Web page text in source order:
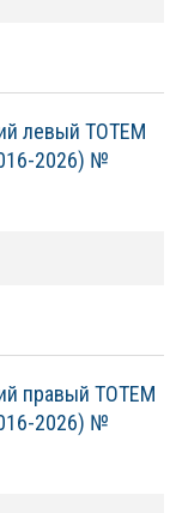
левый TOTEM
2026) №
правый TOTEM
2026) №